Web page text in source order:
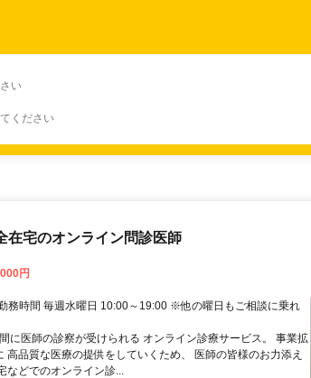
い
ください
在宅のオンライン問診医師
円
務時間 毎週水曜日 10:00～19:00 ※他の曜日もご相談に乗れ
に医師の診察が受けられる オンライン診療サービス。 事業拡
高品質な医療の提供をしていくため、 医師の皆様のお力添え
などでのオンライン診...